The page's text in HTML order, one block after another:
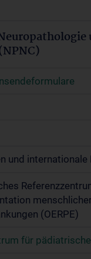
und internationale
menschlicher
(OERPE)
für